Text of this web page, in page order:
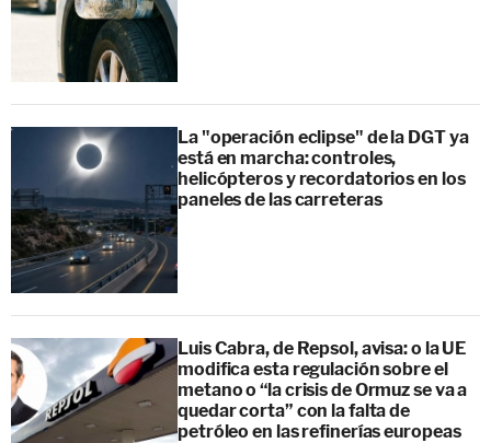
La "operación eclipse" de la DGT ya
está en marcha: controles,
helicópteros y recordatorios en los
paneles de las carreteras
Luis Cabra, de Repsol, avisa: o la UE
modifica esta regulación sobre el
metano o “la crisis de Ormuz se va a
quedar corta” con la falta de
petróleo en las refinerías europeas